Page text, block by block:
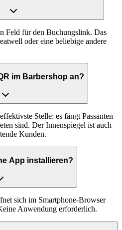
Feld für den Buchungslink. Das
oder eine beliebige andere
im Barbershop an?
Stelle: es fängt Passanten
sind. Der Innenspiegel ist auch
Kunden.
App installieren?
sich im Smartphone-Browser
Anwendung erforderlich.